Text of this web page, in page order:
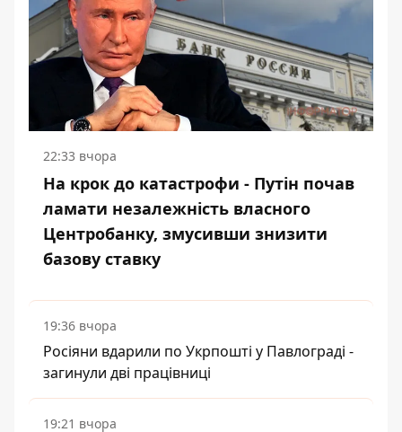
22:33 вчора
На крок до катастрофи - Путін почав
ламати незалежність власного
Центробанку, змусивши знизити
базову ставку
19:36 вчора
Росіяни вдарили по Укрпошті у Павлограді -
загинули дві працівниці
19:21 вчора